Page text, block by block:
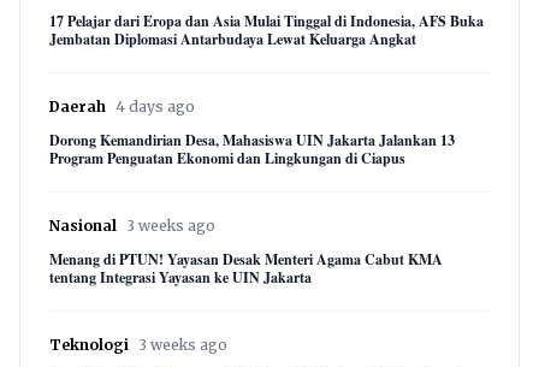
17 Pelajar dari Eropa dan Asia Mulai Tinggal di Indonesia, AFS Buka
Jembatan Diplomasi Antarbudaya Lewat Keluarga Angkat
Daerah 4 days ago
Dorong Kemandirian Desa, Mahasiswa UIN Jakarta Jalankan 13
Program Penguatan Ekonomi dan Lingkungan di Ciapus
Nasional 3 weeks ago
Menang di PTUN! Yayasan Desak Menteri Agama Cabut KMA
tentang Integrasi Yayasan ke UIN Jakarta
Teknologi 3 weeks ago